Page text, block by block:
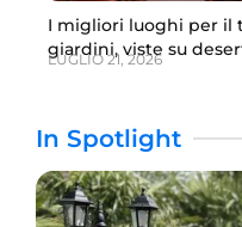
I migliori luoghi per il
giardini, viste su
LUGLIO 21, 2026
In Spotlight